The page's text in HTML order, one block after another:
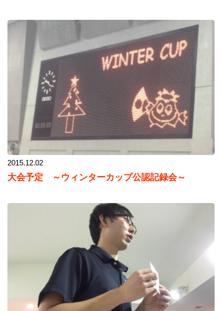
2015.12.02
大会予定 ～ウィンターカップ公認記録会～